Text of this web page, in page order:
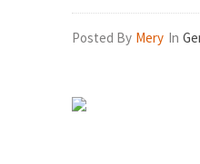
Posted By Mery In